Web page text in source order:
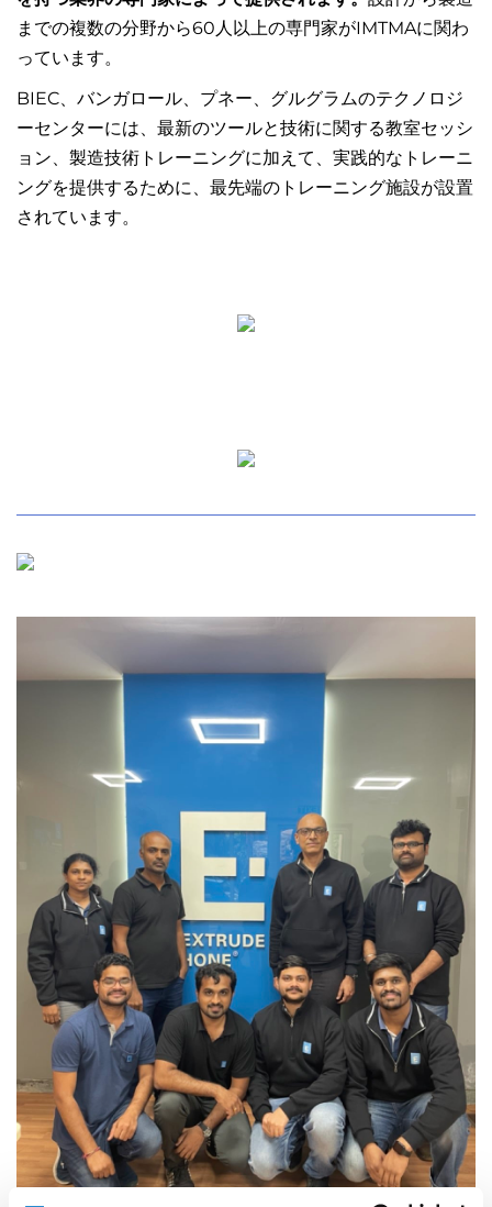
までの複数の分野から60人以上の専門家がIMTMAに関わ
っています。
BIEC、バンガロール、プネー、グルグラムのテクノロジ
ーセンターには、最新のツールと技術に関する教室セッシ
ョン、製造技術トレーニングに加えて、実践的なトレーニ
ングを提供するために、最先端のトレーニング施設が設置
されています。